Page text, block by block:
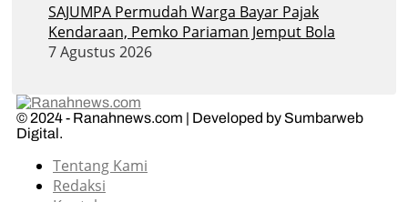
SAJUMPA Permudah Warga Bayar Pajak
Kendaraan, Pemko Pariaman Jemput Bola
7 Agustus 2026
© 2024 - Ranahnews.com | Developed by Sumbarweb
Digital.
Tentang Kami
Redaksi